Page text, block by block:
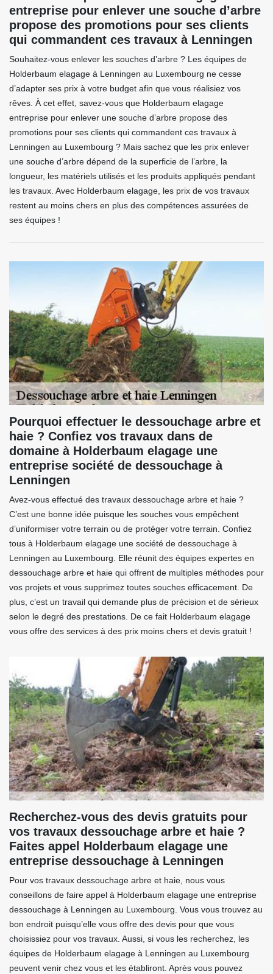
entreprise pour enlever une souche d’arbre
propose des promotions pour ses clients
qui commandent ces travaux à Lenningen
Souhaitez-vous enlever les souches d’arbre ? Les équipes de
Holderbaum elagage à Lenningen au Luxembourg ne cesse
d’adapter ses prix à votre budget afin que vous réalisiez vos
rêves. À cet effet, savez-vous que Holderbaum elagage
entreprise pour enlever une souche d’arbre propose des
promotions pour ses clients qui commandent ces travaux à
Lenningen au Luxembourg ? Mais sachez que les prix enlever
une souche d’arbre dépend de la superficie de l’arbre, la
longueur, les matériels utilisés et les produits appliqués pendant
les travaux. Avec Holderbaum elagage, les prix de vos travaux
restent au moins chers en plus des compétences assurées de
ses équipes !
Pourquoi effectuer le dessouchage arbre et
haie ? Confiez vos travaux dans de
domaine à Holderbaum elagage une
entreprise société de dessouchage à
Lenningen
Avez-vous effectué des travaux dessouchage arbre et haie ?
C’est une bonne idée puisque les souches vous empêchent
d’uniformiser votre terrain ou de protéger votre terrain. Confiez
tous à Holderbaum elagage une société de dessouchage à
Lenningen au Luxembourg. Elle réunit des équipes expertes en
dessouchage arbre et haie qui offrent de multiples méthodes pour
vos projets et vous supprimez toutes souches efficacement. De
plus, c’est un travail qui demande plus de précision et de sérieux
selon le degré des prestations. De ce fait Holderbaum elagage
vous offre des services à des prix moins chers et devis gratuit !
Recherchez-vous des devis gratuits pour
vos travaux dessouchage arbre et haie ?
Faites appel Holderbaum elagage une
entreprise dessouchage à Lenningen
Pour vos travaux dessouchage arbre et haie, nous vous
conseillons de faire appel à Holderbaum elagage une entreprise
dessouchage à Lenningen au Luxembourg. Vous vous trouvez au
bon endroit puisqu’elle vous offre des devis pour que vous
choisissiez pour vos travaux. Aussi, si vous les recherchez, les
équipes de Holderbaum elagage à Lenningen au Luxembourg
peuvent venir chez vous et les établiront. Après vous pouvez